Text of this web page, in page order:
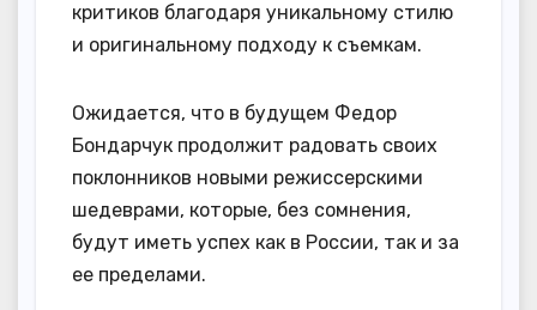
критиков благодаря уникальному стилю
и оригинальному подходу к съемкам.
Ожидается, что в будущем Федор
Бондарчук продолжит радовать своих
поклонников новыми режиссерскими
шедеврами, которые, без сомнения,
будут иметь успех как в России, так и за
ее пределами.